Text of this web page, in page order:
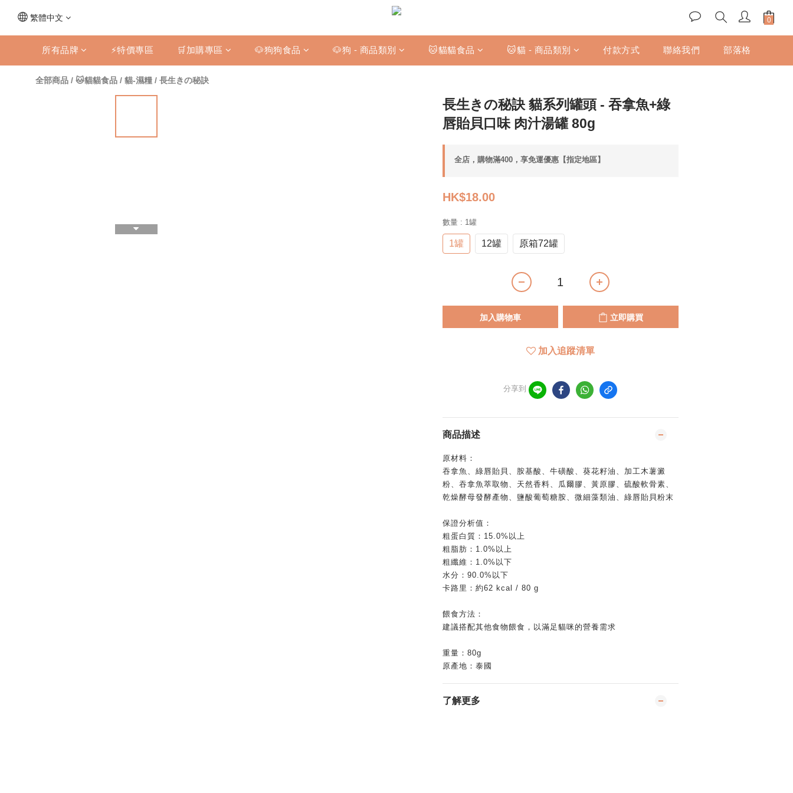
繁體中文
所有品牌 ⚡特價專區 🛒加購專區 🐶狗狗食品 🐶狗 - 商品類別 🐱貓貓食品 🐱貓 - 商品類別 付款方式 聯絡我們 部落格
全部商品 / 🐱貓貓食品 / 貓-濕糧 / 長生きの秘訣
長生きの秘訣 貓系列罐頭 - 吞拿魚+綠
唇貽貝口味 肉汁湯罐 80g
全店，購物滿400，享免運優惠【指定地區】
HK$18.00
數量 : 1罐
1罐 12罐 原箱72罐
加入購物車 立即購買
加入追蹤清單
分享到
商品描述
原材料：
吞拿魚、綠唇貽貝、胺基酸、牛磺酸、葵花籽油、加工木薯澱
粉、吞拿魚萃取物、天然香料、瓜爾膠、黃原膠、硫酸軟骨素、
乾燥酵母發酵產物、鹽酸葡萄糖胺、微細藻類油、綠唇貽貝粉末
保證分析值：
粗蛋白質：15.0%以上
粗脂肪：1.0%以上
粗纖維：1.0%以下
水分：90.0%以下
卡路里：約62 kcal / 80 g
餵食方法：
建議搭配其他食物餵食，以滿足貓咪的營養需求
重量：80g
原產地：泰國
了解更多
立即購買